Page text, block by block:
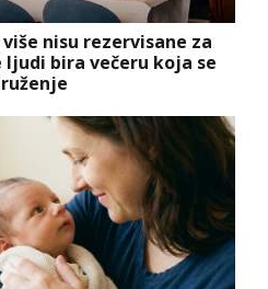
nisu rezervisane za
ljudi bira večeru koja se